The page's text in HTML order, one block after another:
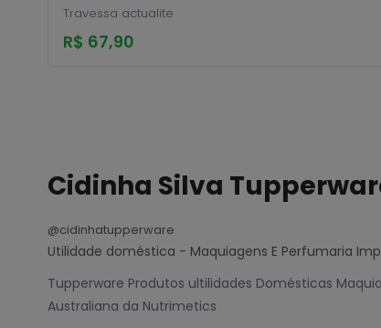
Travessa actualite
R$ 67,90
Cidinha Silva
@cidinhatupperware
Utilidade doméstica - Maquiagens E Perfumaria
Tupperware Produtos ultilidades Domésticas
Australiana da Nutrimetics